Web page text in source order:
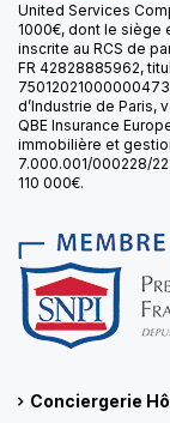
United Services
1000€, dont le siège
inscrite au RCS de
FR 42828885962,
d’Industrie de Paris,
QBE Insurance
immobilière et
7.000.001/000228/
110 000€.
Conciergerie